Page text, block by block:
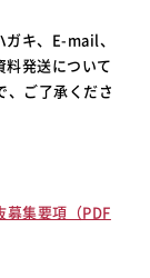
キ、E-mail、
料発送について
、ご了承くださ
募集要項（PDF